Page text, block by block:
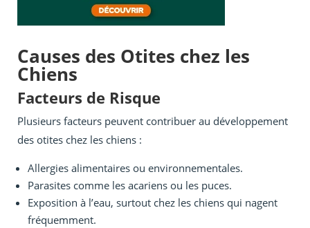
Causes des Otites chez les
Chiens
Facteurs de Risque
Plusieurs facteurs peuvent contribuer au développement
des otites chez les chiens :
Allergies alimentaires ou environnementales.
Parasites comme les acariens ou les puces.
Exposition à l’eau, surtout chez les chiens qui nagent
fréquemment.